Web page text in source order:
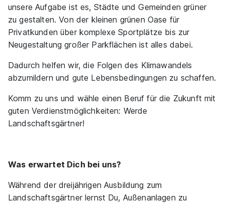
1.140 - 1.390 € pro Monat
Gärtner Fachrichtung Garten- und
Landschaftsbau (m/w/d) Link GmbH Garten- und
Landschaftsbau
Video
1.140 - 1.390 € pro Monat
unsere Aufgabe ist es, Städte und Gemeinden grüner
zu gestalten. Von der kleinen grünen Oase für
Privatkunden über komplexe Sportplätze bis zur
Neugestaltung großer Parkflächen ist alles dabei.
Dadurch helfen wir, die Folgen des Klimawandels
abzumildern und gute Lebensbedingungen zu schaffen.
Komm zu uns und wähle einen Beruf für die Zukunft mit
guten Verdienstmöglichkeiten: Werde
Landschaftsgärtner!
Was erwartet Dich bei uns?
Während der dreijährigen Ausbildung zum
Landschaftsgärtner lernst Du, Außenanlagen zu